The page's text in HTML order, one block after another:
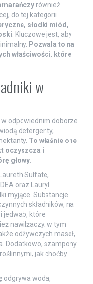
również
do tej kategorii
słodki miód,
. Kluczowe jest, aby
Pozwala to na
właściwości, które
w
odpowiednim doborze
detergenty,
To właśnie one
oczyszcza i
głowy.
Sulfate,
oraz Lauryl
myjące. Substancje
składników, na
jedwab, które
nawilżaczy, w tym
odżywczych maseł,
Dodatkowo, szampony
jak choćby
odgrywa woda,